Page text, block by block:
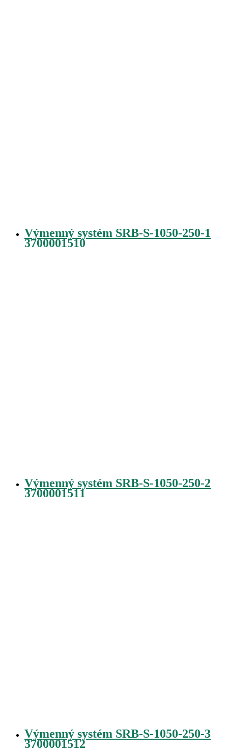
Výmenný systém SRB-S-1050-250-1
3700001510
Výmenný systém SRB-S-1050-250-2
3700001511
Výmenný systém SRB-S-1050-250-3
3700001512